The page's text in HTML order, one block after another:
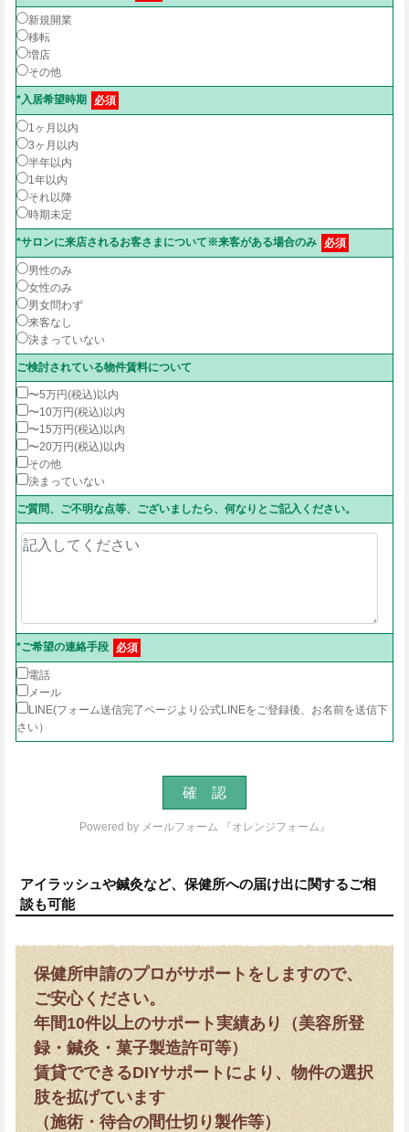
新規開業
移転
増店
その他
*入居希望時期 必須
1ヶ月以内
3ヶ月以内
半年以内
1年以内
それ以降
時期未定
*サロンに来店されるお客さまについて※来客がある場合のみ 必須
男性のみ
女性のみ
男女問わず
来客なし
決まっていない
ご検討されている物件賃料について
〜5万円(税込)以内
〜10万円(税込)以内
〜15万円(税込)以内
〜20万円(税込)以内
その他
決まっていない
ご質問、ご不明な点等、ございましたら、何なりとご記入ください。
*ご希望の連絡手段 必須
電話
メール
LINE(フォーム送信完了ページより公式LINEをご登録後、お名前を送信下
さい）
Powered by メールフォーム 『オレンジフォーム』
アイラッシュや鍼灸など、保健所への届け出に関するご相
談も可能
保健所申請のプロがサポートをしますので、
ご安心ください。
年間10件以上のサポート実績あり（美容所登
録・鍼灸・菓子製造許可等）
賃貸でできるDIYサポートにより、物件の選択
肢を拡げています
（施術・待合の間仕切り製作等）